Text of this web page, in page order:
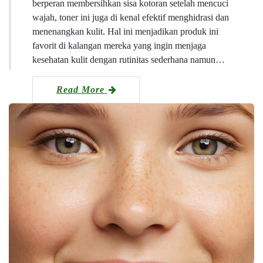
berperan membersihkan sisa kotoran setelah mencuci
wajah, toner ini juga di kenal efektif menghidrasi dan
menenangkan kulit. Hal ini menjadikan produk ini
favorit di kalangan mereka yang ingin menjaga
kesehatan kulit dengan rutinitas sederhana namun…
Read More